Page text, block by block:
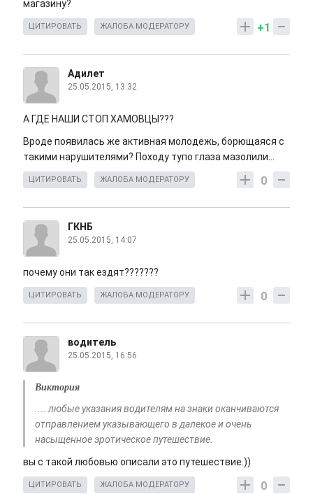
магазину?
+1
ЦИТИРОВАТЬ ЖАЛОБА МОДЕРАТОРУ
Адилет
25.05.2015, 13:32
А ГДЕ НАШИ СТОП ХАМОВЦЫ???
Вроде появилась же активная молодежь, борющаяся с
такими нарушителями? Походу тупо глаза мазолили...
0
ЦИТИРОВАТЬ ЖАЛОБА МОДЕРАТОРУ
ГКНБ
25.05.2015, 14:07
почему они так ездят???????
0
ЦИТИРОВАТЬ ЖАЛОБА МОДЕРАТОРУ
водитель
25.05.2015, 16:56
Виктория
.... любые указания водителям на знаки оканчиваются
отправлением указывающего в далекое и очень
насыщенное эротическое путешествие.
вы с такой любовью описали это путешествие.))
0
ЦИТИРОВАТЬ ЖАЛОБА МОДЕРАТОРУ